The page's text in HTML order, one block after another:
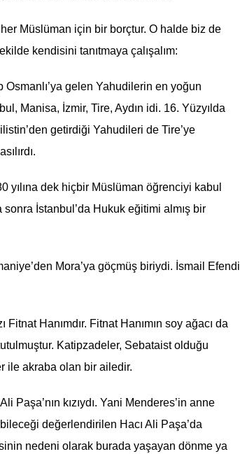
Müslüman için bir borçtur. O halde biz de
kendisini tanıtmaya çalışalım:
Osmanlı’ya gelen Yahudilerin en yoğun
Manisa, İzmir, Tire, Aydın idi. 16. Yüzyılda
getirdiği Yahudileri de Tire’ye
yılına dek hiçbir Müslüman öğrenciyi kabul
İstanbul’da Hukuk eğitimi almış bir
Mora’ya göçmüş biriydi. İsmail Efendi
Hanımdır. Fitnat Hanımın soy ağacı da
Katipzadeler, Sebataist olduğu
ile akraba olan bir ailedir.
Paşa’nın kızıydı. Yani Menderes’in anne
değerlendirilen Hacı Ali Paşa’da
nedeni olarak burada yaşayan dönme ya